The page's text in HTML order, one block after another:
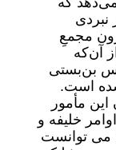
نبردی
مجمعِ
آن‌که
بن‌بستی
شده است.
مأمور
خلیفه و
می توانست